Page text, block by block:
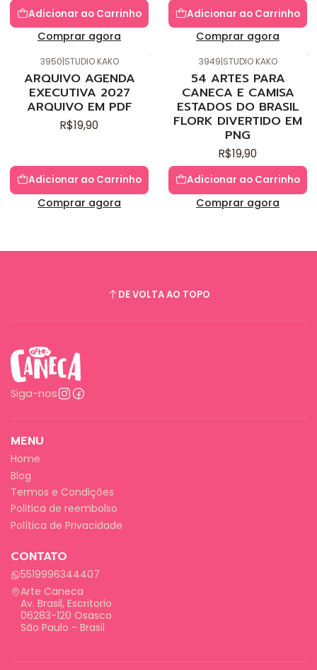
Adicionar ao Carrinho
Comprar agora
Adicionar ao Carrinho
Comprar agora
3950|STUDIO KAKO
ARQUIVO AGENDA
EXECUTIVA 2027
ARQUIVO EM PDF
R$19,90
Adicionar ao Carrinho
Comprar agora
3949|STUDIO KAKO
54 ARTES PARA
CANECA E CAMISA
ESTADOS DO BRASIL
FLORK DIVERTIDO EM
PNG
R$19,90
Adicionar ao Carrinho
Comprar agora
DE VOLTA AO TOPO
Siga-nos
MENU
Home
Blog
Termos e Condições
Politica de reembolso
Política de Privacidade
CONTATO
5519996344407
Arte Caneca
Av. Brasil, Escritorio
06283-120 Osasco
São Paulo - Brasil